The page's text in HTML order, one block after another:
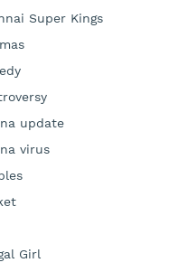
Super Kings
update
virus
Girl